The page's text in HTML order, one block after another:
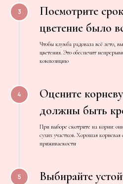
Посмотрите
цветение было
Чтобы клумба радовала всё лето,
цветения. Это обеспечит
композицию
Оцените
должны быть
При выборе смотрите на корни:
сухих участков. Хорошая
приживаемости
Выбирайте